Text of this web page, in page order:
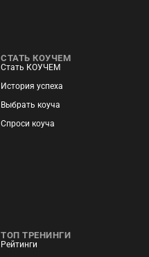
СТАТЬ КОУЧЕМ
Стать КОУЧЕМ
История успеха
Выбрать коуча
Спроси коуча
ТОП ТРЕНИНГИ
Рейтинги